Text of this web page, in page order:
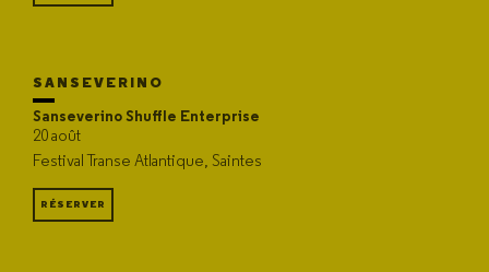
SANSEVERINO
Sanseverino Shuffle Enterprise
20 août
Festival Transe Atlantique, Saintes
RÉSERVER